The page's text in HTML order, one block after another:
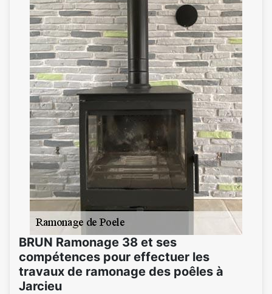
BRUN Ramonage 38 et ses
compétences pour effectuer les
travaux de ramonage des poêles à
Jarcieu